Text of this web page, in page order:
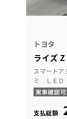
トヨタ
ライズ Z
スマート
ミ ＬＥＤ
支払総額